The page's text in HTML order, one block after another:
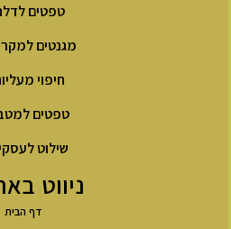
טפטים
מגנטים
חיפוי
טפטים
שילוט
ניווט
דף הבית